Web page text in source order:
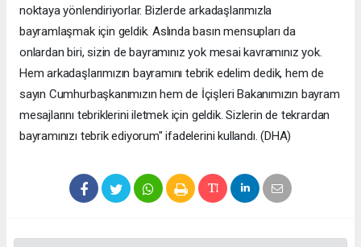
noktaya yönlendiriyorlar. Bizlerde arkadaşlarımızla
bayramlaşmak için geldik. Aslında basın mensupları da
onlardan biri, sizin de bayramınız yok mesai kavramınız yok.
Hem arkadaşlarımızın bayramını tebrik edelim dedik, hem de
sayın Cumhurbaşkanımızın hem de İçişleri Bakanımızın bayram
mesajlarını tebriklerini iletmek için geldik. Sizlerin de tekrardan
bayramınızı tebrik ediyorum" ifadelerini kullandı. (DHA)